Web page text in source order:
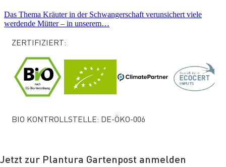
Das Thema Kräuter in der Schwangerschaft verunsichert viele
werdende Mütter – in unserem…
ZERTIFIZIERT:
BIO KONTROLLSTELLE: DE-ÖKO-006
Jetzt zur Plantura Gartenpost anmelden